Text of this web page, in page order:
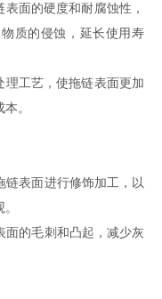
面的硬度和耐腐蚀性，
质的侵蚀，延长使用寿
工艺，使拖链表面更加
。
表面进行修饰加工，以
的毛刺和凸起，减少灰